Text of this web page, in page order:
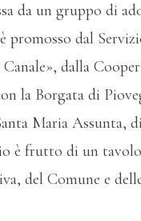
da un gruppo di
promosso dal
dalla
la Borgata di
Maria Assunta,
è frutto di un
del Comune e